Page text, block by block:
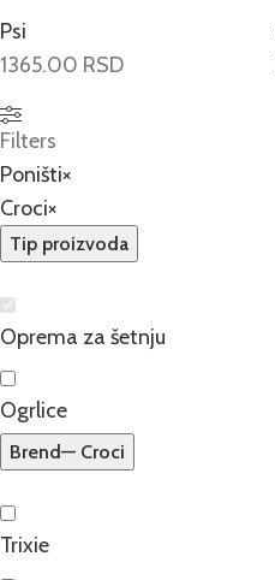
Psi
1365.00 RSD
Filters
Poništi×
Croci×
Tip proizvoda
Oprema za šetnju
Ogrlice
Brend— Croci
Trixie